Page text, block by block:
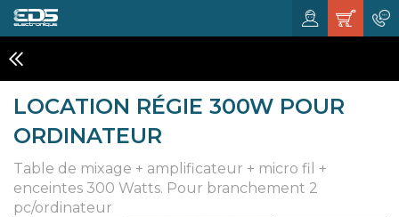
LOCATION RÉGIE 300W POUR
ORDINATEUR
Table de mixage + amplificateur + micro fil +
enceintes 300 Watts. Pour branchement 2
pc/ordinateur